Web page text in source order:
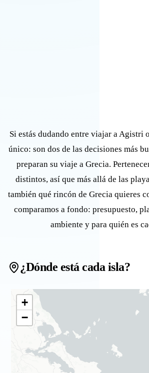
Si estás dudando entre viajar a Agistri
único: son dos de las decisiones más
preparan su viaje a Grecia.
distintos, así que más allá de las
también qué rincón de Grecia quieres
comparamos a fondo: presupuesto,
ambiente y para quién es
¿Dónde está cada isla?
+
−